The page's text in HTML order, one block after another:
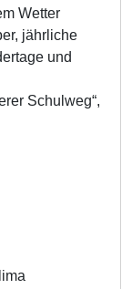
Wetter
jährliche
und
Schulweg“,